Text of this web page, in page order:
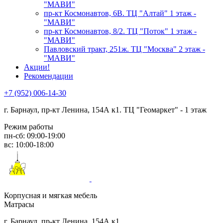
"МАВИ"
пр-кт Космонавтов, 6В. ТЦ "Алтай" 1 этаж -
"МАВИ"
пр-кт Космонавтов, 8/2. ТЦ "Поток" 1 этаж -
"МАВИ"
Павловский тракт, 251ж. ТЦ "Москва" 2 этаж -
"МАВИ"
Акции!
Рекомендации
+7 (952) 006-14-30
г. Барнаул, пр-кт Ленина, 154А к1. ТЦ "Геомаркет" - 1 этаж
Режим работы
пн-сб: 09:00-19:00
вс: 10:00-18:00
Корпусная и мягкая мебель
Матрасы